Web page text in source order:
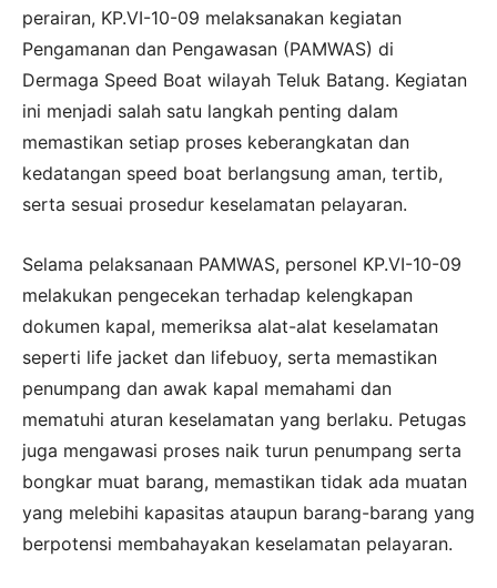
perairan, KP.VI-10-09 melaksanakan kegiatan
Pengamanan dan Pengawasan (PAMWAS) di
Dermaga Speed Boat wilayah Teluk Batang. Kegiatan
ini menjadi salah satu langkah penting dalam
memastikan setiap proses keberangkatan dan
kedatangan speed boat berlangsung aman, tertib,
serta sesuai prosedur keselamatan pelayaran.
Selama pelaksanaan PAMWAS, personel KP.VI-10-09
melakukan pengecekan terhadap kelengkapan
dokumen kapal, memeriksa alat-alat keselamatan
seperti life jacket dan lifebuoy, serta memastikan
penumpang dan awak kapal memahami dan
mematuhi aturan keselamatan yang berlaku. Petugas
juga mengawasi proses naik turun penumpang serta
bongkar muat barang, memastikan tidak ada muatan
yang melebihi kapasitas ataupun barang-barang yang
berpotensi membahayakan keselamatan pelayaran.